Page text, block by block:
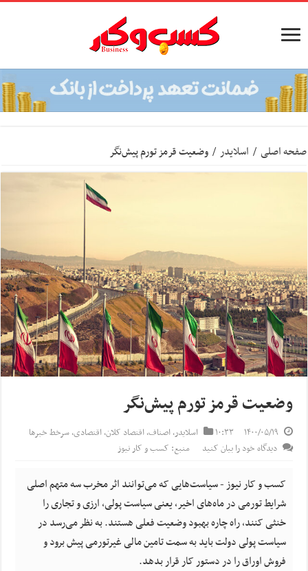
صفحه اصلی / اسلایدر / وضعیت قرمز تورم پیش‌نگر
وضعیت قرمز تورم پیش‌نگر
۱۴۰۰/۰۵/۱۹ ۱۰:۳۳ اسلایدر,اصناف,اقتصاد کلان,اقتصادی,سرخط خبرها
دیدگاه خود را بیان کنید
منبع: کسب و کار نیوز
کسب و کار نیوز - سیاست‌هایی که می‌توانند اثر مخرب سه متهم اصلی
شرایط تورمی در ماه‌های اخیر، ‌یعنی سیاست پولی، ارزی و تجاری ‌را
خنثی کنند، راه چاره بهبود وضعیت فعلی هستند. به نظر می‌رسد در
سیاست پولی دولت باید به سمت تامین مالی غیرتورمی پیش برود و
فروش اوراق را در دستور کار قرار بدهد.